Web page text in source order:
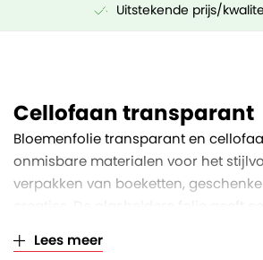
Uitstekende prijs/
Cellofaan transparant
Bloemenfolie transparant en
onmisbare materialen voor het
verpakken van boeketten,
hun recht komen. Door de stevige en
Lees meer